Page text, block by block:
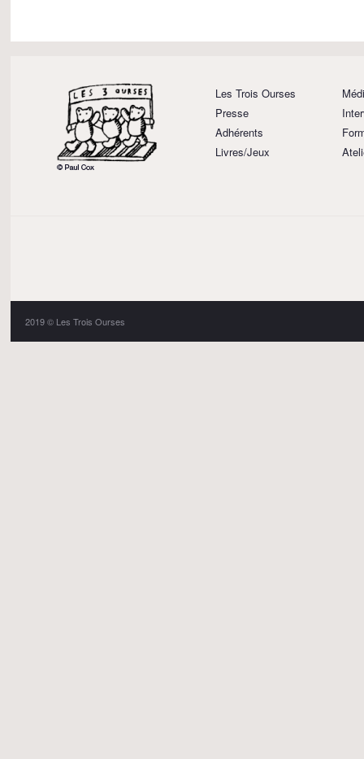
Les Trois Ourses
Presse
Adhérents
Livres/Jeux
2019 © Les Trois Ourses